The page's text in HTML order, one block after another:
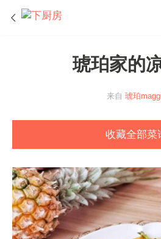
琥珀家的
来自 琥珀
收藏全部菜